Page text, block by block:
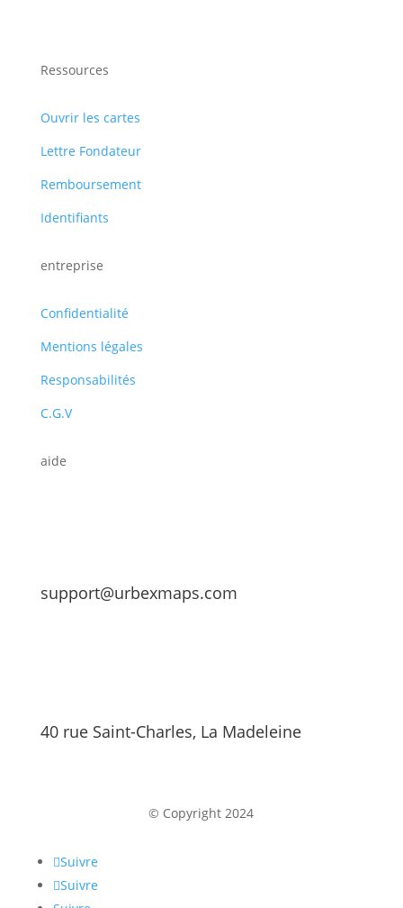
Ressources
Ouvrir les cartes
Lettre Fondateur
Remboursement
Identifiants
entreprise
Confidentialité
Mentions légales
Responsabilités
C.G.V
aide
support@urbexmaps.com
40 rue Saint-Charles, La Madeleine
© Copyright 2024
Suivre
Suivre